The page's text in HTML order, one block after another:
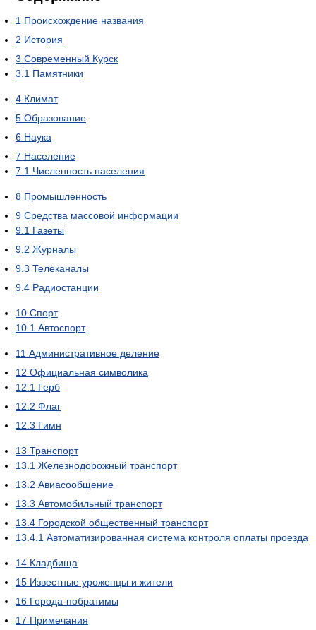
1 Происхождение названия
2 История
3 Современный Курск
3.1 Памятники
4 Климат
5 Образование
6 Наука
7 Население
7.1 Численность населения
8 Промышленность
9 Средства массовой информации
9.1 Газеты
9.2 Журналы
9.3 Телеканалы
9.4 Радиостанции
10 Спорт
10.1 Автоспорт
11 Административное деление
12 Официальная символика
12.1 Герб
12.2 Флаг
12.3 Гимн
13 Транспорт
13.1 Железнодорожный транспорт
13.2 Авиасообщение
13.3 Автомобильный транспорт
13.4 Городской общественный транспорт
13.4.1 Автоматизированная система контроля оплаты проезда
14 Кладбища
15 Известные уроженцы и жители
16 Города-побратимы
17 Примечания